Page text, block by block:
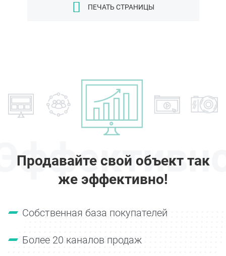
ПЕЧАТЬ СТРАНИЦЫ
Продавайте свой объект так
же эффективно!
Собственная база покупателей
Более 20 каналов продаж